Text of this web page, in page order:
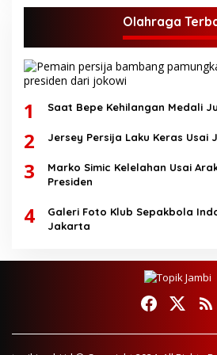
Olahraga
1 Saat Bepe Kehilangan Medali
2 Jersey Persija Laku Keras Usai
3
Marko Simic Kelelahan Usai
Presiden
4
Galeri Foto Klub Sepakbola
Jakarta